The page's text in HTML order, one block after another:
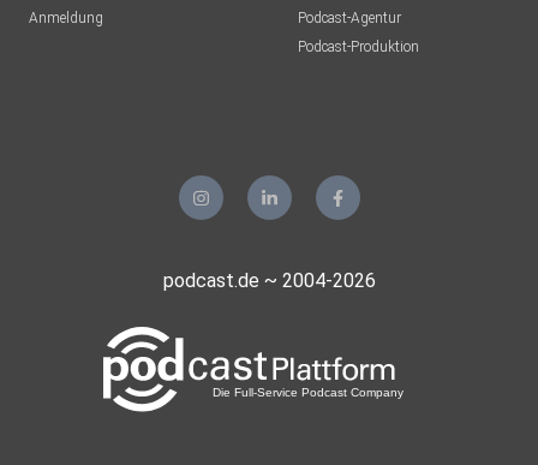
Anmeldung
Podcast-Agentur
Podcast-Produktion
podcast.de ~ 2004-2026